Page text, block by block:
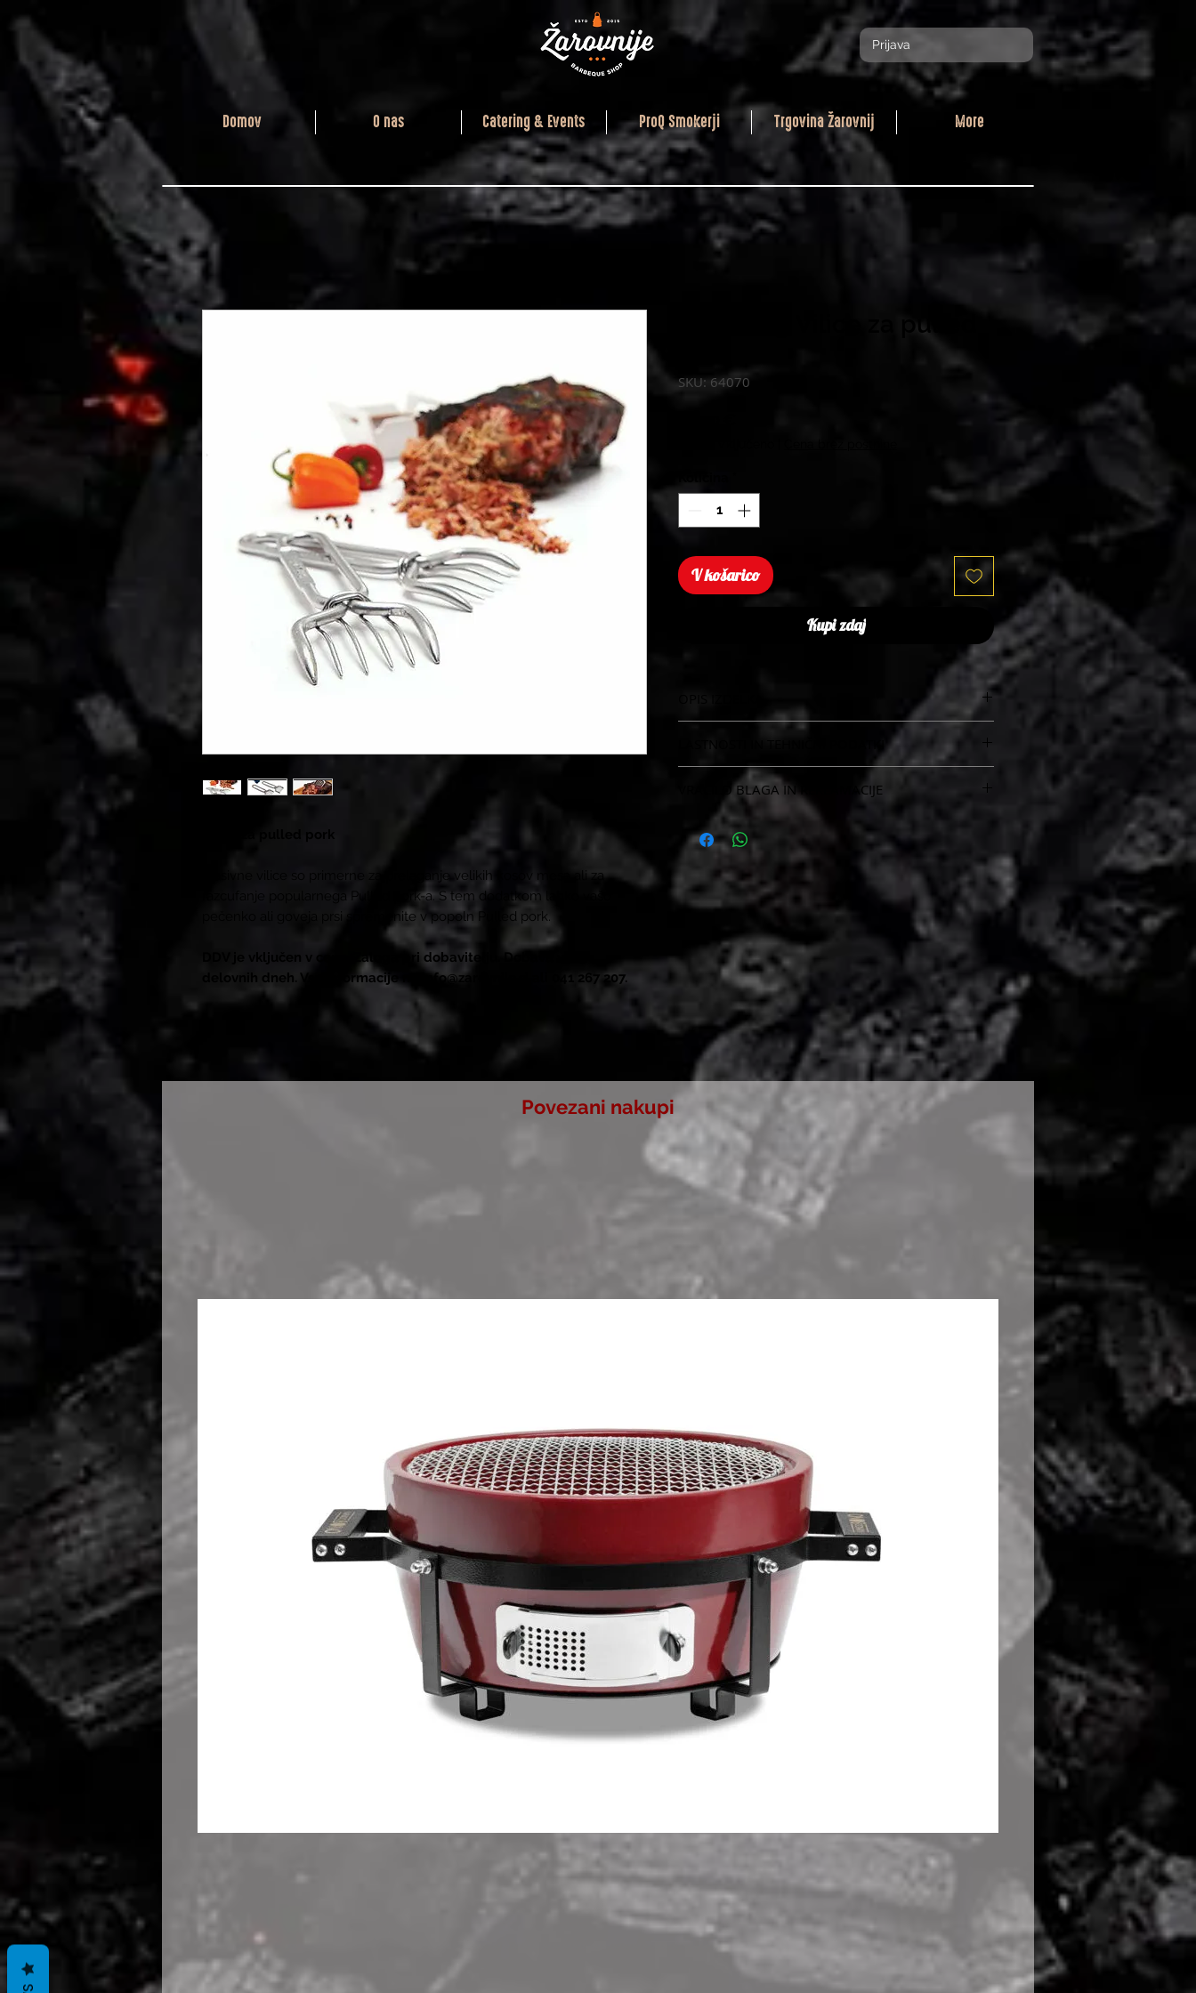
Prijava
Domov O nas Catering & Events ProQ Smokerji Trgovina Žarovnij More
Masivne vilice so primerne za prelaganje velikih kosov mesa ali za
razcufanje popularnega Pulled pork-a. S tem dodatkom lahko vašo
pečenko ali goveja prsi spremenite v popoln Pulled pork.
DDV je vključen v ceno. Zaloga pri dobavitelju. Dobava v 2-3
delovnih dneh. Vse informacije na info@zarovnije.si ali 041 267 207.
Broil King Vilice za pulled
SKU: 64070
V košarico
Kupi zdaj
LASTNOSTI IN TEHNIČNI PODATKI
VRAČILO BLAGA IN REKLAMACIJE
Blago lahko brezplačno vrnete v 30 dneh od
nakupa.
Blago mora biti vrnjeno nepoškodovano s strani
kupca, neuporabljeno in v originalni embalaži.
Za brezplačno vračilo blaga nam pošljite mail na
info@zarovnije.si, ali nas pokličite na 031 661
793. K Vam bomo poslali kurirja, ki bo prevzel in
po dogovoru dostavil nadomestno blago.
Uveljavljanje reklamacije je možno ob
predložitvi računa kupljenega blaga. Za vas
bomo v dogovorjenem roku uredili vse
potrebno, da boste lahko nedaljevali z uporabo
izdelka.
Povezani nakupi